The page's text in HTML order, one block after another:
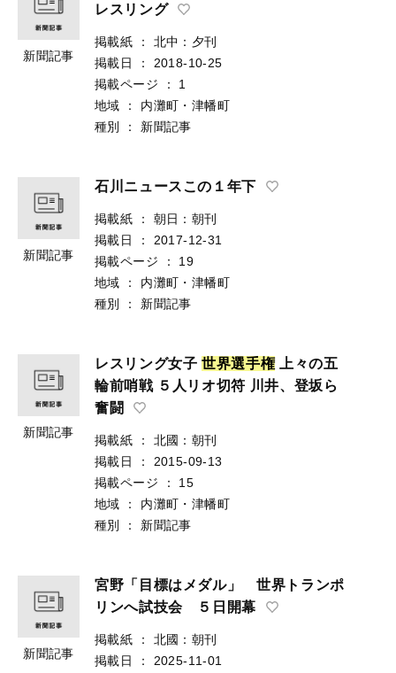
新聞記事
レスリング
掲載紙 ：
北中：夕刊
掲載日
：
2018-10-25
掲載ページ
：
1
地域
：
内灘町・津幡町
種別
： 新聞記事
新聞記事
石川ニュースこの１年下
掲載紙 ：
朝日：朝刊
掲載日
：
2017-12-31
掲載ページ
：
19
地域
：
内灘町・津幡町
種別
： 新聞記事
新聞記事
レスリング女子世界選手権上々の五
輪前哨戦 ５人リオ切符 川井、登坂ら
奮闘
掲載紙 ：
北國：朝刊
掲載日
：
2015-09-13
掲載ページ
：
15
地域
：
内灘町・津幡町
種別
： 新聞記事
新聞記事
宮野「目標はメダル」 世界トランポ
リンへ試技会 ５日開幕
掲載紙 ：
北國：朝刊
掲載日
：
2025-11-01